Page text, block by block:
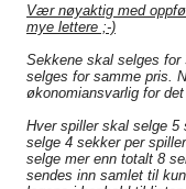
Vær nøyaktig med
mye lettere ;-)
Sekkene skal selges for
selges for samme pris.
økonomiansvarlig for det
Hver spiller skal selge 5
selge 4 sekker per
selge mer enn totalt 8
sendes inn samlet til